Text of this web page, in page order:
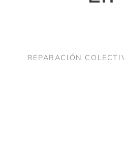
REPARACIÓN